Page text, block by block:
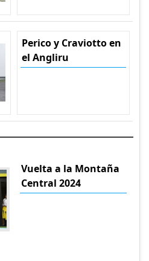
Perico y Craviotto en
el Angliru
Vuelta a la Montaña
Central 2024